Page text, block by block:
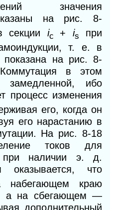
значения
на рис. 8-
секции ic + is
при
т. е. в
показана на рис. 8-
Коммутация в этом
замедленной, ибо
процесс изменения
его, когда он
его нарастанию в
На рис. 8-18
токов для
наличии э. д.
что
набегающем краю
а на сбегающем —
дополнительный